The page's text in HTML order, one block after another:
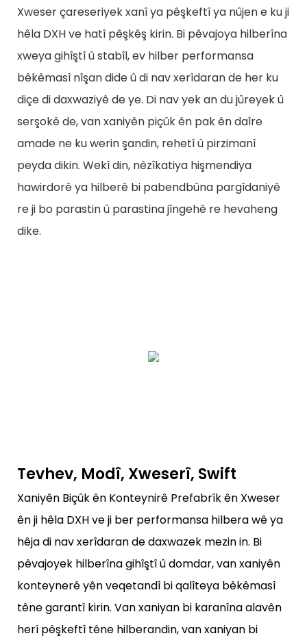
Xweser çareseriyek xanî ya pêşkeftî ya nûjen e ku ji
hêla DXH ve hatî pêşkêş kirin. Bi pêvajoya hilberîna
xweya gihîştî û stabîl, ev hilber performansa
bêkêmasî nîşan dide û di nav xerîdaran de her ku
diçe di daxwaziyê de ye. Di nav yek an du jûreyek û
serşokê de, van xaniyên piçûk ên pak ên daîre
amade ne ku werin şandin, rehetî û pirzimanî
peyda dikin. Wekî din, nêzîkatiya hişmendiya
hawirdorê ya hilberê bi pabendbûna pargîdaniyê
re ji bo parastin û parastina jîngehê re hevaheng
dike.
Tevhev, Modî, Xweserî, Swift
Xaniyên Biçûk ên Konteynirê Prefabrîk ên Xweser
ên ji hêla DXH ve ji ber performansa hilbera wê ya
hêja di nav xerîdaran de daxwazek mezin in. Bi
pêvajoyek hilberîna gihîştî û domdar, van xaniyên
konteynerê yên veqetandî bi qalîteya bêkêmasî
têne garantî kirin. Van xaniyan bi karanîna alavên
herî pêşkeftî têne hilberandin, van xaniyan bi